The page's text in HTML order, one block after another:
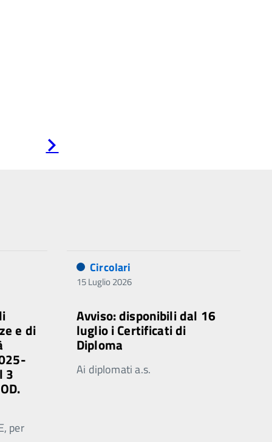
successiva
e di
3
per
Circolari
15 Luglio 2026
Avviso: disponibili dal 16
luglio i Certificati di
Diploma
Ai diplomati a.s.